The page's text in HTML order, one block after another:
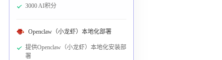
3000 AI积分
Openclaw（小龙虾）本地化部署
提供Openclaw（小龙虾）本地化安装部
署